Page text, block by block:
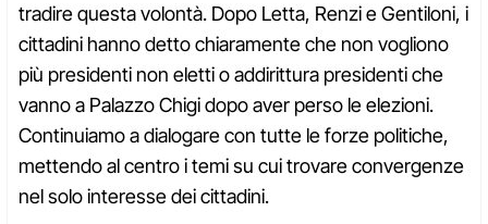
tradire questa volontà. Dopo Letta, Renzi e Gentiloni, i
cittadini hanno detto chiaramente che non vogliono
più presidenti non eletti o addirittura presidenti che
vanno a Palazzo Chigi dopo aver perso le elezioni.
Continuiamo a dialogare con tutte le forze politiche,
mettendo al centro i temi su cui trovare convergenze
nel solo interesse dei cittadini.